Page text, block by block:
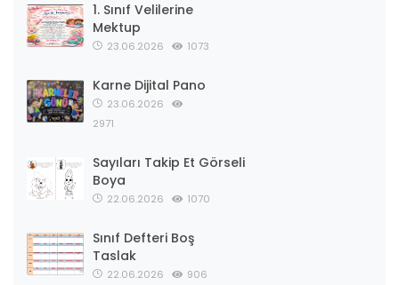
1. Sınıf Velilerine
Mektup
23.06.2026 1073
Karne Dijital Pano
23.06.2026
2971
Sayıları Takip Et Görseli
Boya
22.06.2026 1070
Sınıf Defteri Boş
Taslak
22.06.2026 906